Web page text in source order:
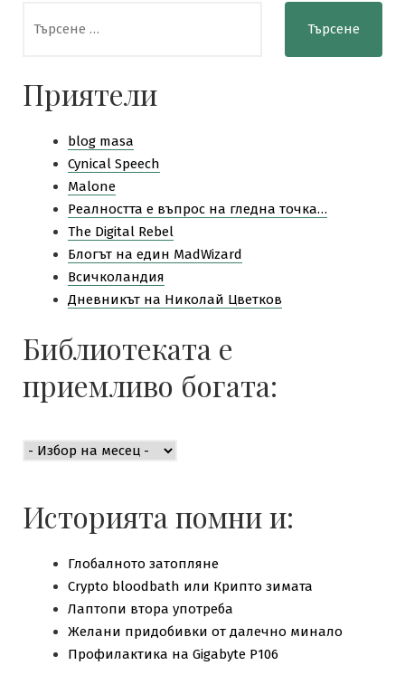
за:
Приятели
blog masa
Cynical Speech
Malone
Pеалността е въпрос на гледна точка…
The Digital Rebel
Блогът на един MadWizard
Всичколандия
Дневникът на Николай Цветков
Библиотеката е
приемливо богата:
Историята помни и:
Глобалното затопляне
Crypto bloodbath или Крипто зимата
Лаптопи втора употреба
Желани придобивки от далечно минало
Профилактика на Gigabyte P106